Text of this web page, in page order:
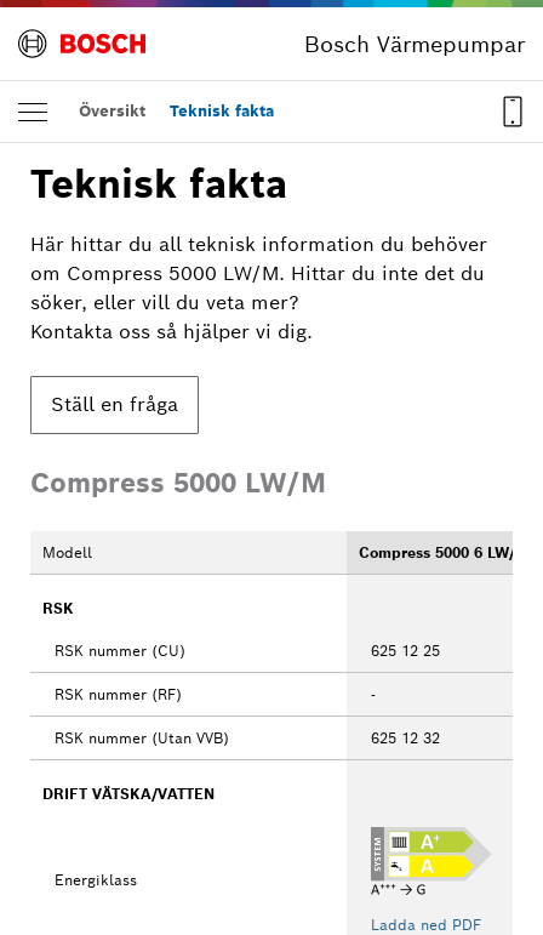
Bosch Värmepumpar
Översikt Teknisk fakta
Teknisk fakta
Här hittar du all teknisk information du behöver
om Compress 5000 LW/M. Hittar du inte det du
söker, eller vill du veta mer?
Kontakta oss så hjälper vi dig.
Ställ en fråga
Compress 5000 LW/M
Modell Compress 5000 6 LW/M
RSK
RSK nummer (CU) 625 12 25
RSK nummer (RF) -
RSK nummer (Utan VVB) 625 12 32
DRIFT VÄTSKA/VATTEN
Energiklass
Ladda ned PDF